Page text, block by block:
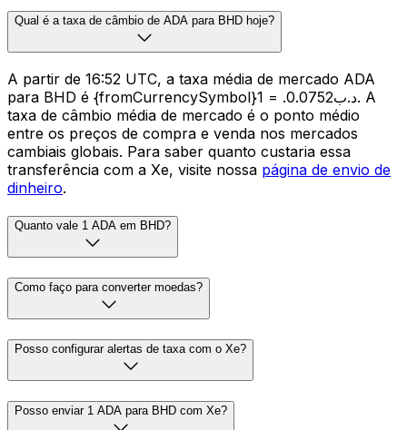
Qual é a taxa de câmbio de ADA para BHD hoje?
A partir de 16:52 UTC, a taxa média de mercado ADA
para BHD é {fromCurrencySymbol}1 = .د.ب0.0752. A
taxa de câmbio média de mercado é o ponto médio
entre os preços de compra e venda nos mercados
cambiais globais. Para saber quanto custaria essa
transferência com a Xe, visite nossa página de envio de
dinheiro.
Quanto vale 1 ADA em BHD?
Como faço para converter moedas?
Posso configurar alertas de taxa com o Xe?
Posso enviar 1 ADA para BHD com Xe?